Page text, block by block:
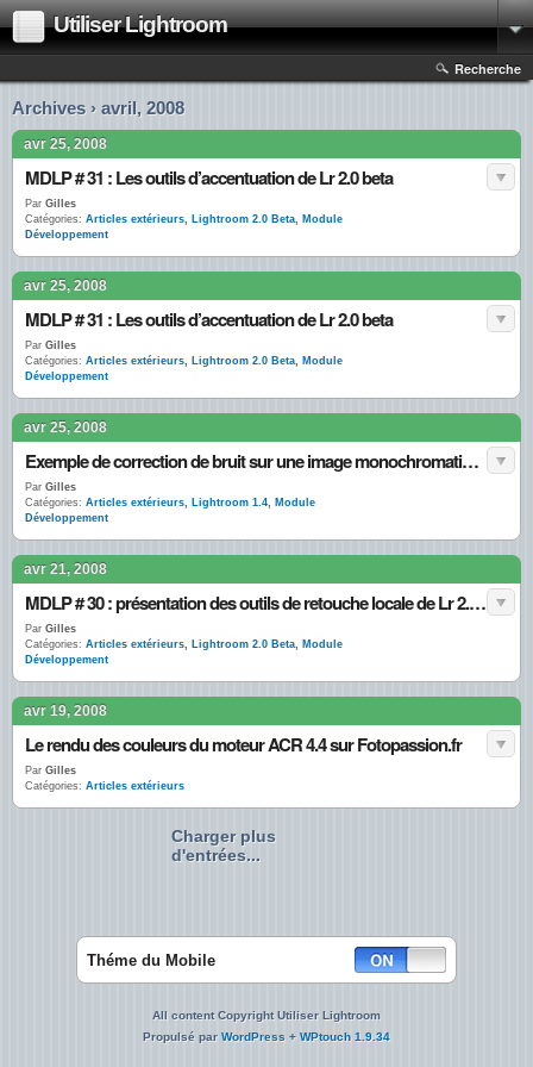
Utiliser Lightroom
Recherche
Archives › avril, 2008
avr 25, 2008
MDLP # 31 : Les outils d’accentuation de Lr 2.0 beta
Par Gilles
Catégories: Articles extérieurs, Lightroom 2.0 Beta, Module
Développement
avr 25, 2008
MDLP # 31 : Les outils d’accentuation de Lr 2.0 beta
Par Gilles
Catégories: Articles extérieurs, Lightroom 2.0 Beta, Module
Développement
avr 25, 2008
Exemple de correction de bruit sur une image monochromatique avec Lr 1.4.1
Par Gilles
Catégories: Articles extérieurs, Lightroom 1.4, Module
Développement
avr 21, 2008
MDLP # 30 : présentation des outils de retouche locale de Lr 2.0 beta
Par Gilles
Catégories: Articles extérieurs, Lightroom 2.0 Beta, Module
Développement
avr 19, 2008
Le rendu des couleurs du moteur ACR 4.4 sur Fotopassion.fr
Par Gilles
Catégories: Articles extérieurs
Charger plus
d'entrées...
Théme du Mobile
All content Copyright Utiliser Lightroom
Propulsé parWordPress + WPtouch 1.9.34